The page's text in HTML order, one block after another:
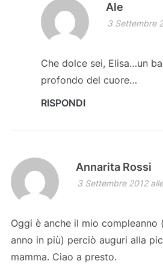
Ale
3 Settembre
Che dolce sei, Elisa…un
profondo del cuore…
RISPONDI
Annarita Rossi
3 Settembre 2012
Oggi è anche il mio compleanno
anno in più) perciò auguri alla
mamma. Ciao a presto.